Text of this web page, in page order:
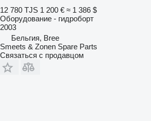
12 780 TJS 1 200 € ≈ 1 386 $
Оборудование - гидроборт
2003
Бельгия, Bree
Smeets & Zonen Spare Parts
Связаться с продавцом